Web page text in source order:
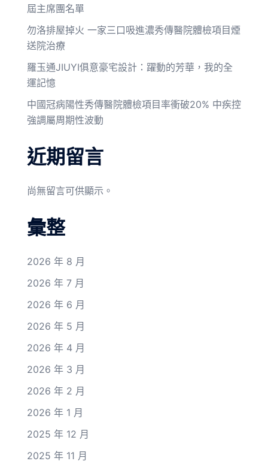
屆主席團名單
勿洛排屋掉火 一家三口吸進濃秀傳醫院體檢項目煙
送院治療
羅玉通JIUYI俱意豪宅設計：躍動的芳華，我的全
運記憶
中國冠病陽性秀傳醫院體檢項目率衝破20% 中疾控
強調屬周期性波動
近期留言
尚無留言可供顯示。
彙整
2026 年 8 月
2026 年 7 月
2026 年 6 月
2026 年 5 月
2026 年 4 月
2026 年 3 月
2026 年 2 月
2026 年 1 月
2025 年 12 月
2025 年 11 月